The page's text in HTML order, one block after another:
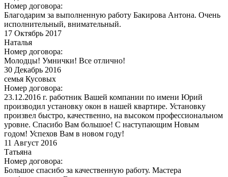
Номер договора:
Благодарим за выполненную работу Бакирова Антона. Очень
исполнительный, внимательный.
17 Октябрь 2017
Наталья
Номер договора:
Молодцы! Умнички! Все отлично!
30 Декабрь 2016
семья Кусовых
Номер договора:
23.12.2016 г. работник Вашей компании по имени Юрий
производил установку окон в нашей квартире. Установку
произвел быстро, качественно, на высоком профессиональном
уровне. Спасибо Вам большое! С наступающим Новым
годом! Успехов Вам в новом году!
11 Август 2016
Татьяна
Номер договора:
Большое спасибо за качественную работу. Мастера